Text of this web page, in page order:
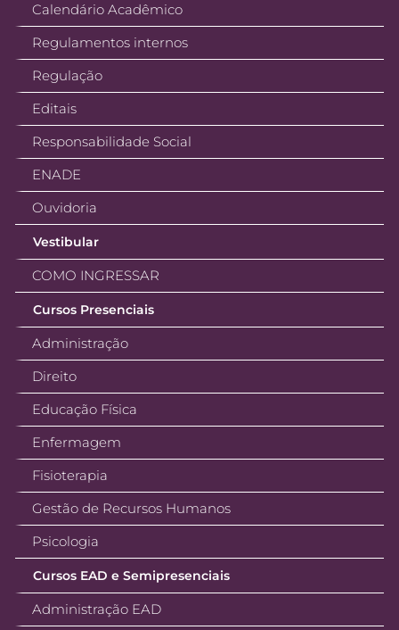
Calendário Acadêmico
Regulamentos internos
Regulação
Editais
Responsabilidade Social
ENADE
Ouvidoria
Vestibular
COMO INGRESSAR
Cursos Presenciais
Administração
Direito
Educação Física
Enfermagem
Fisioterapia
Gestão de Recursos Humanos
Psicologia
Cursos EAD e Semipresenciais
Administração EAD